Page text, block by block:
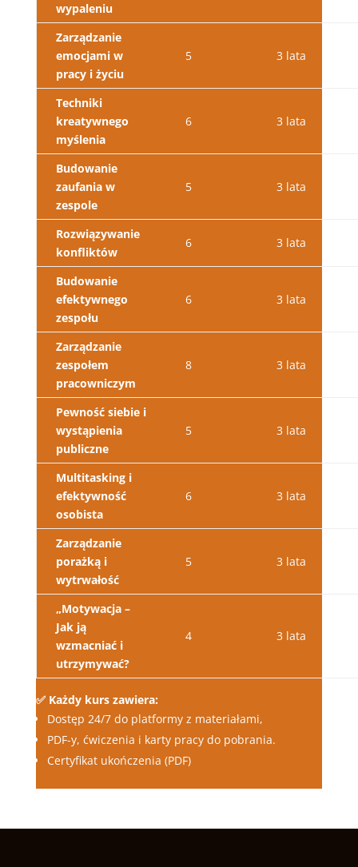
wypaleniu
Zarządzanie
emocjami w
pracy i życiu
5 3 lata
Techniki
kreatywnego
myślenia
6 3 lata
Budowanie
zaufania w
zespole
5 3 lata
Rozwiązywanie
konfliktów
6 3 lata
Budowanie
efektywnego
zespołu
6 3 lata
Zarządzanie
zespołem
pracowniczym
8 3 lata
Pewność siebie i
wystąpienia
publiczne
5 3 lata
Multitasking i
efektywność
osobista
6 3 lata
Zarządzanie
porażką i
wytrwałość
5 3 lata
„Motywacja –
Jak ją
wzmacniać i
utrzymywać?
4 3 lata
✅ Każdy kurs zawiera:
Dostęp 24/7 do platformy z materiałami,
PDF-y, ćwiczenia i karty pracy do pobrania.
Certyfikat ukończenia (PDF)